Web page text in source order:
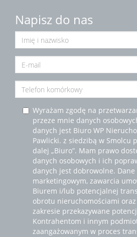
Napisz do nas
Wyrażam zgodę na
przeze mnie danych
danych jest Biuro WP
Pawlicki. z siedzibą w Smolcu
dalej „Biuro”. Mam prawo
danych osobowych i ich
danych jest dobrowolne.
marketingowym, zawarcia
Biurem i/lub potencjalnej
obrotu nieruchomościami
zakresie przekazywane
Kontrahentom i innym
zaangażowanym w proces